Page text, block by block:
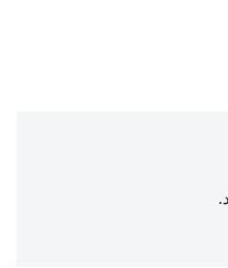
.